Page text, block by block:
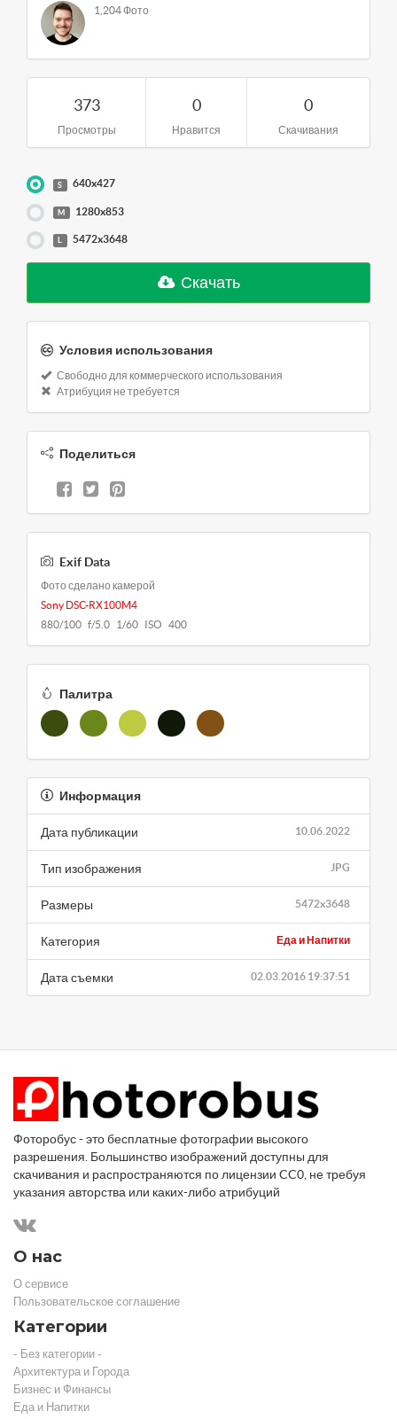
1,204 Фото
373
Просмотры
0
Нравится
0
Скачивания
S 640x427
M 1280x853
L 5472x3648
Скачать
Условия использования
Свободно для коммерческого использования
Атрибуция не требуется
Поделиться
Exif Data
Фото сделано камерой
Sony DSC-RX100M4
880/100 f/5.0 1/60 ISO 400
Палитра
Информация
10.06.2022
Дата публикации
JPG
Тип изображения
5472x3648
Размеры
Еда и Напитки
Категория
02.03.2016 19:37:51
Дата съемки
Фоторобус - это бесплатные фотографии высокого
разрешения. Большинство изображений доступны для
скачивания и распространяются по лицензии CC0, не требуя
указания авторства или каких-либо атрибуций
О нас
О сервисе
Пользовательское соглашение
Категории
- Без категории -
Архитектура и Города
Бизнес и Финансы
Еда и Напитки